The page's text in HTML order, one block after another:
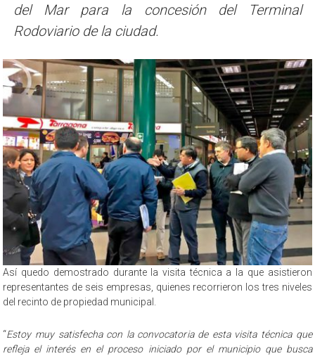
del Mar para la concesión del Terminal
Rodoviario de la ciudad.
Así quedo demostrado durante la visita técnica a la que asistieron
representantes de seis empresas, quienes recorrieron los tres niveles
del recinto de propiedad municipal.
“Estoy muy satisfecha con la convocatoria de esta visita técnica que
refleja el interés en el proceso iniciado por el municipio que busca